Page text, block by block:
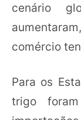
cenário
comércio
Para os
trigo